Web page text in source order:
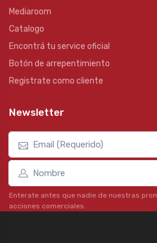
Mediaroom
Catalogo
Encontrá tu service oficial
Botón de arrepentimiento
Registrate como cliente
Newsletter
Enterate antes que nadie de nuestras
acciones comerciales.